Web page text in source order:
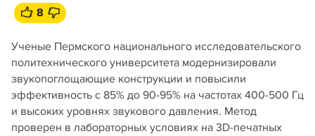
8
Ученые Пермского национального исследовательского
политехнического университета модернизировали
звукопоглощающие конструкции и повысили
эффективность с 85% до 90-95% на частотах 400-500 Гц
и высоких уровнях звукового давления. Метод
проверен в лабораторных условиях на 3D-печатных